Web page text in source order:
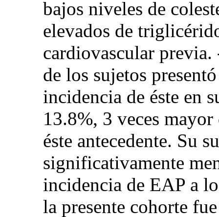
bajos niveles de
elevados de
cardiovascular
de los sujetos
incidencia de éste en
13.8%, 3 veces
éste antecedente. Su
significativamente
incidencia de EAP a
la presente cohorte